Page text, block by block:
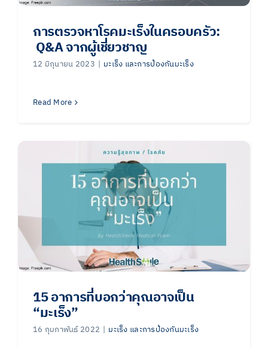
การตรวจหาโรคมะเร็งในครอบครัว:
Q&A จากผู้เชี่ยวชาญ
12 มิถุนายน 2023 | มะเร็ง และการป้องกันมะเร็ง
Read More
15 อาการที่บอกว่าคุณอาจเป็น
“มะเร็ง”
16 กุมภาพันธ์ 2022 | มะเร็ง และการป้องกันมะเร็ง